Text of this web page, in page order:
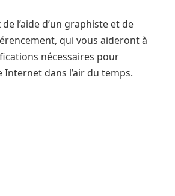
l’aide d’un graphiste et de
qui vous aideront à
nécessaires pour
dans l’air du temps.